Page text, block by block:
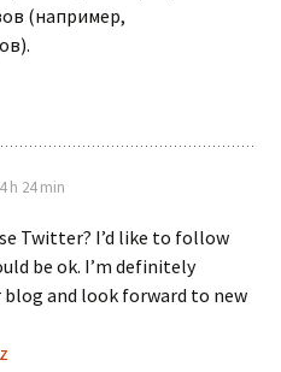
(например,
h 24 min
Twitter? I’d like to follow
be ok. I’m definitely
blog and look forward to new